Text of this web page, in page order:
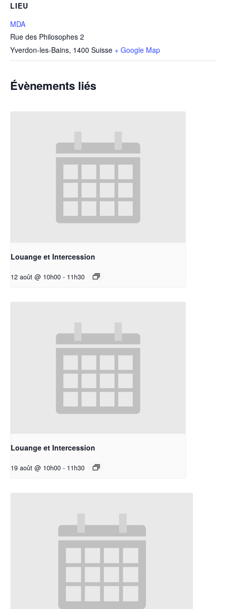
LIEU
MDA
Rue des Philosophes 2
Yverdon-les-Bains, 1400 Suisse + Google Map
Évènements liés
Louange et Intercession
12 août @ 10h00 - 11h30
Louange et Intercession
19 août @ 10h00 - 11h30